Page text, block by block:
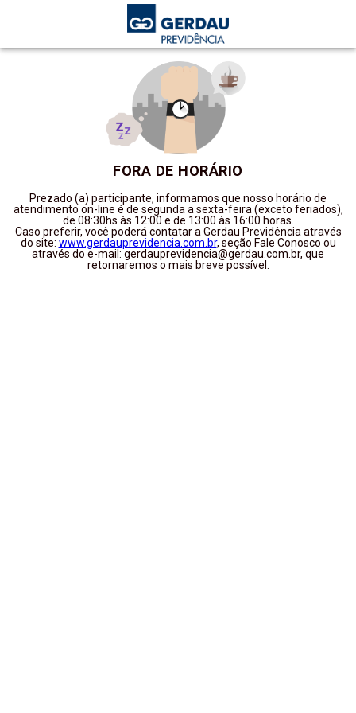
FORA DE HORÁRIO
Prezado (a) participante, informamos que nosso horário de
atendimento on-line é de segunda a sexta-feira (exceto feriados),
de 08:30hs às 12:00 e de 13:00 às 16:00 horas.
Caso preferir, você poderá contatar a Gerdau Previdência através
do site: www.gerdauprevidencia.com.br, seção Fale Conosco ou
através do e-mail: gerdauprevidencia@gerdau.com.br, que
retornaremos o mais breve possível.